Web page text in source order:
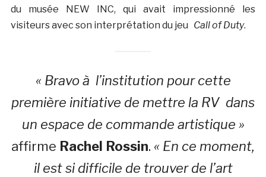
du musée NEW INC, qui avait impressionné les
visiteurs avec son interprétation du jeu Call of Duty.
« Bravo à l’institution pour cette
première initiative de mettre la RV dans
un espace de commande artistique »
affirme Rachel Rossin. « En ce moment,
il est si difficile de trouver de l’art